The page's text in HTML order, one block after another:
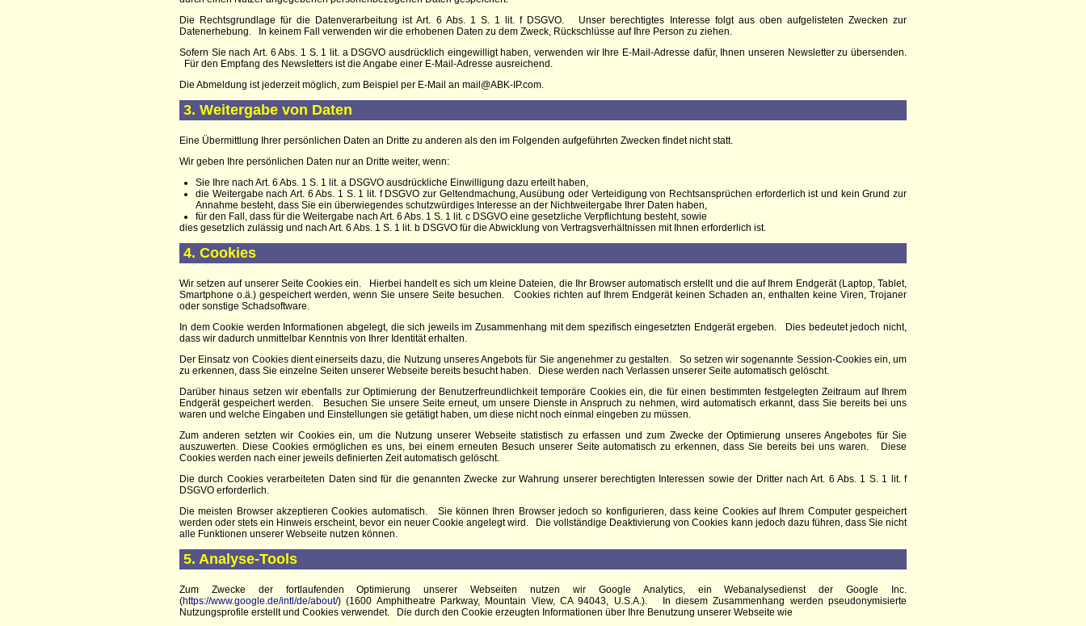
Die Rechtsgrundlage für die Datenverarbeitung ist Art. 6 Abs. 1 S. 1 lit. f DSGVO.
Unser berechtigtes Interesse folgt aus oben aufgelisteten Zwecken zur
Datenerhebung.
In keinem Fall verwenden wir die erhobenen Daten zu dem Zweck, Rückschlüsse auf Ihre Person zu ziehen.
Sofern Sie nach Art. 6 Abs. 1 S. 1 lit. a DSGVO ausdrücklich eingewilligt haben, verwenden wir Ihre E-Mail-Adresse dafür, Ihnen unseren Newsletter zu übersenden.
Für den Empfang des Newsletters ist die Angabe einer E-Mail-Adresse ausreichend.
Die Abmeldung ist jederzeit möglich, zum Beispiel per E-Mail an mail@ABK-IP.com.
3. Weitergabe von Daten
Eine Übermittlung Ihrer persönlichen Daten an Dritte zu anderen als den im Folgenden aufgeführten Zwecken findet nicht statt.
Wir geben Ihre persönlichen Daten nur an Dritte weiter, wenn:
Sie Ihre nach Art. 6 Abs. 1 S. 1 lit. a DSGVO ausdrückliche Einwilligung dazu erteilt haben,
die Weitergabe nach Art. 6 Abs. 1 S. 1 lit. f DSGVO zur Geltendmachung, Ausübung oder Verteidigung von Rechtsansprüchen erforderlich ist und kein Grund zur
Annahme besteht, dass Sie ein überwiegendes schutzwürdiges Interesse an der Nichtweitergabe Ihrer Daten haben,
für den Fall, dass für die Weitergabe nach Art. 6 Abs. 1 S. 1 lit. c DSGVO eine gesetzliche Verpflichtung besteht, sowie
dies gesetzlich zulässig und nach Art. 6 Abs. 1 S. 1 lit. b DSGVO für die Abwicklung von Vertragsverhältnissen mit Ihnen erforderlich ist.
4. Cookies
Wir setzen auf unserer Seite Cookies ein. Hierbei handelt es sich um kleine Dateien, die Ihr Browser automatisch erstellt und die auf Ihrem Endgerät (Laptop, Tablet,
Smartphone o.ä.) gespeichert werden, wenn Sie unsere Seite besuchen. Cookies richten auf Ihrem Endgerät keinen Schaden an, enthalten keine Viren, Trojaner
oder sonstige Schadsoftware.
In dem Cookie werden Informationen abgelegt, die sich jeweils im Zusammenhang mit dem spezifisch eingesetzten Endgerät ergeben. Dies bedeutet jedoch nicht,
dass wir dadurch unmittelbar Kenntnis von Ihrer Identität erhalten.
Der Einsatz von Cookies dient einerseits dazu, die Nutzung unseres Angebots für Sie angenehmer zu gestalten. So setzen wir sogenannte Session-Cookies ein, um
zu erkennen, dass Sie einzelne Seiten unserer Webseite bereits besucht haben. Diese werden nach Verlassen unserer Seite automatisch gelöscht.
Darüber hinaus setzen wir ebenfalls zur Optimierung der Benutzerfreundlichkeit temporäre Cookies ein, die für einen bestimmten festgelegten Zeitraum auf Ihrem
Endgerät gespeichert werden. Besuchen Sie unsere Seite erneut, um unsere Dienste in Anspruch zu nehmen, wird automatisch erkannt, dass Sie bereits bei uns
waren und welche Eingaben und Einstellungen sie getätigt haben, um diese nicht noch einmal eingeben zu müssen.
Zum anderen setzten wir Cookies ein, um die Nutzung unserer Webseite statistisch zu erfassen und zum Zwecke der Optimierung unseres Angebotes für Sie
auszuwerten. Diese Cookies ermöglichen es uns, bei einem erneuten Besuch unserer Seite automatisch zu erkennen, dass Sie bereits bei uns waren. Diese
Cookies werden nach einer jeweils definierten Zeit automatisch gelöscht.
Die durch Cookies verarbeiteten Daten sind für die genannten Zwecke zur Wahrung unserer berechtigten Interessen sowie der Dritter nach Art. 6 Abs. 1 S. 1 lit. f
DSGVO erforderlich.
Die meisten Browser akzeptieren Cookies automatisch. Sie können Ihren Browser jedoch so konfigurieren, dass keine Cookies auf Ihrem Computer gespeichert
werden oder stets ein Hinweis erscheint, bevor ein neuer Cookie angelegt wird. Die vollständige Deaktivierung von Cookies kann jedoch dazu führen, dass Sie nicht
alle Funktionen unserer Webseite nutzen können.
5. Analyse-Tools
Zum Zwecke der fortlaufenden Optimierung unserer Webseiten nutzen wir Google Analytics, ein Webanalysedienst der Google Inc.
(https://www.google.de/intl/de/about/) (1600 Amphitheatre Parkway, Mountain View, CA 94043, U.S.A.). In diesem Zusammenhang werden pseudonymisierte
Nutzungsprofile erstellt und Cookies verwendet. Die durch den Cookie erzeugten Informationen über Ihre Benutzung unserer Webseite wie